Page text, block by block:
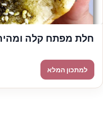
חלת מפתח קלה